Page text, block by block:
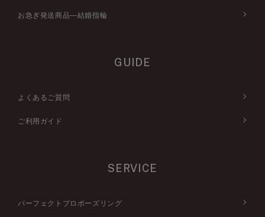
お急ぎ発送商品―結婚指輪
GUIDE
よくあるご質問
ご利用ガイド
SERVICE
パーフェクトプロポーズリング